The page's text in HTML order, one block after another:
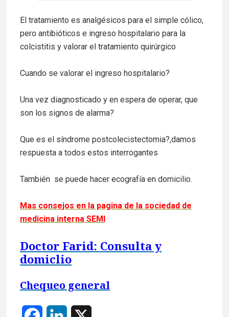
El tratamiento es analgésicos para el simple cólico,
pero antibióticos e ingreso hospitalario para la
colcistitis y valorar el tratamiento quirúrgico
Cuando se valorar el ingreso hospitalario?
Una vez diagnosticado y en espera de operar, que
son los signos de alarma?
Que es el síndrome postcolecistectomia?,damos
respuesta a todos estos interrogantes
También se puede hacer ecografía en domicilio.
Mas consejos en la pagina de la sociedad de
medicina interna SEMI
Doctor Farid: Consulta y
domiclio
Chequeo general